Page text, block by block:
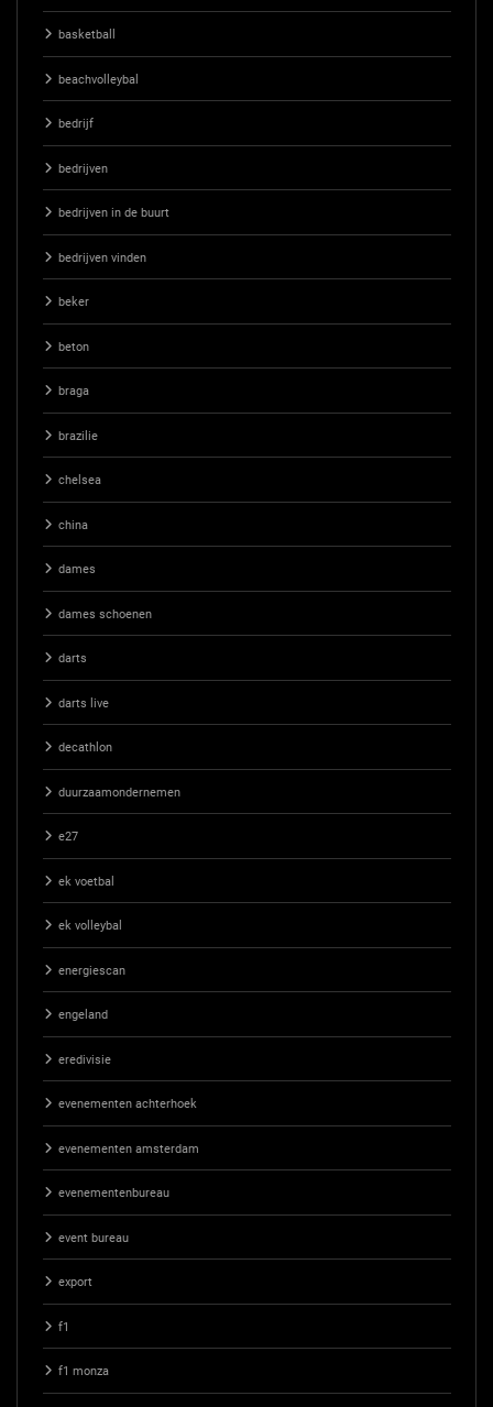
basketball
beachvolleybal
bedrijf
bedrijven
bedrijven in de buurt
bedrijven vinden
beker
beton
braga
brazilie
chelsea
china
dames
dames schoenen
darts
darts live
decathlon
duurzaamondernemen
e27
ek voetbal
ek volleybal
energiescan
engeland
eredivisie
evenementen achterhoek
evenementen amsterdam
evenementenbureau
event bureau
export
f1
f1 monza